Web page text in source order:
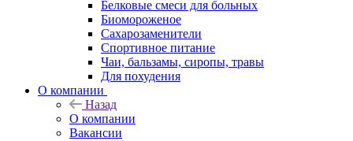
Белковые смеси для больных
Биомороженое
Сахарозаменители
Спортивное питание
Чаи, бальзамы, сиропы, травы
Для похудения
О компании
Назад
О компании
Вакансии